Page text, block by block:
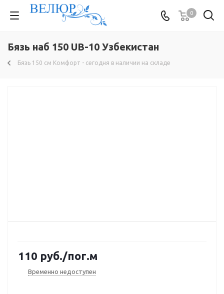
0
Бязь наб 150 UB-10 Узбекистан
Бязь 150 см Комфорт - сегодня в наличии на складе
110 руб./пог.м
Временно недоступен